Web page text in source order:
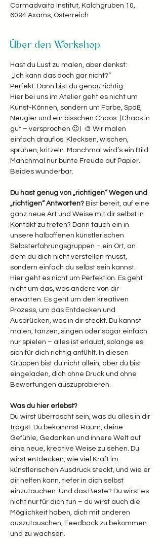
Carmadvaita Institut, Kalchgruben 10,
6094 Axams, Österreich
Über den Workshop
Hast du Lust zu malen, aber denkst:
„Ich kann das doch gar nicht?“
Perfekt. Dann bist du genau richtig.
Hier bei uns im Atelier geht es nicht um
Kunst-Können, sondern um Farbe, Spaß,
Neugier und ein bisschen Chaos. (Chaos in
gut – versprochen 😉)  🎨 Wir malen
einfach drauflos. Klecksen, wischen,
sprühen, kritzeln. Manchmal wird’s ein Bild.
Manchmal nur bunte Freude auf Papier.
Beides wunderbar.
Du hast genug von „richtigen“ Wegen und
„richtigen“ Antworten? Bist bereit, auf eine
ganz neue Art und Weise mit dir selbst in
Kontakt zu treten? Dann tauch ein in
unsere halboffenen künstlerischen
Selbsterfahrungsgruppen – ein Ort, an
dem du dich nicht verstellen musst,
sondern einfach du selbst sein kannst.
Hier geht es nicht um Perfektion. Es geht
nicht um das, was andere von dir
erwarten. Es geht um den kreativen
Prozess, um das Entdecken und
Ausdrücken, was in dir steckt. Du kannst
malen, tanzen, singen oder sogar einfach
nur spielen – alles ist erlaubt, solange es
sich für dich richtig anfühlt. In diesen
Gruppen bist du nicht allein, aber du bist
eingeladen, dich ohne Druck und ohne
Bewertungen auszuprobieren.
Was du hier erlebst?
Du wirst überrascht sein, was du alles in dir
trägst. Du bekommst Raum, deine
Gefühle, Gedanken und innere Welt auf
eine neue, kreative Weise zu sehen. Du
wirst entdecken, wie viel Kraft im
künstlerischen Ausdruck steckt, und wie er
dir helfen kann, tiefer in dich selbst
einzutauchen. Und das Beste? Du wirst es
nicht nur für dich tun – du wirst auch die
Möglichkeit haben, dich mit anderen
auszutauschen, Feedback zu bekommen
und zu wachsen.